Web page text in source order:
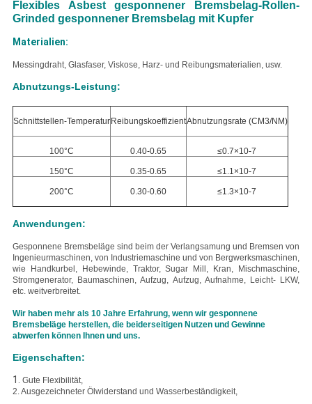
Flexibles Asbest gesponnener Bremsbelag-Rollen-
Grinded gesponnener Bremsbelag mit Kupfer
Materialien:
Messingdraht, Glasfaser, Viskose, Harz- und Reibungsmaterialien, usw.
Abnutzungs-Leistung:
Schnittstellen-Temperatur ReibungskoeffizientAbnutzungsrate (CM3/NM)
100°C 0.40-0.65 ≤0.7×10-7
150°C 0.35-0.65 ≤1.1×10-7
200°C 0.30-0.60 ≤1.3×10-7
Anwendungen:
Gesponnene Bremsbeläge sind beim der Verlangsamung und Bremsen von
Ingenieurmaschinen, von Industriemaschine und von Bergwerksmaschinen,
wie Handkurbel, Hebewinde, Traktor, Sugar Mill, Kran, Mischmaschine,
Stromgenerator, Baumaschinen, Aufzug, Aufzug, Aufnahme, Leicht- LKW,
etc. weitverbreitet.
Wir haben mehr als 10 Jahre Erfahrung, wenn wir gesponnene
Bremsbeläge herstellen, die beiderseitigen Nutzen und Gewinne
abwerfen können Ihnen und uns.
Eigenschaften:
1. Gute Flexibilität,
2. AusgezeichneterÖlwiderstand und Wasserbeständigkeit,